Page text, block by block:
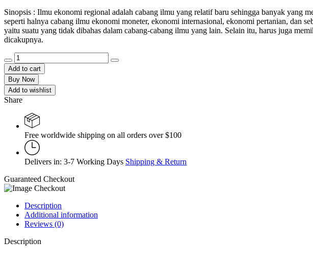
Sinopsis : Ilmu ekonomi regional adalah cabang ilmu yang relatif baru sehingga banyak yang
seperti halnya cabang ilmu ekonomi moneter, ekonomi internasional, ekonomi pertanian, dan
yaitu suatu yang tidak dibahas dalam cabang-cabang ilmu yang lain. Selain itu, harus juga
dicakupnya.
STATISTIKA:
Perhitungan
data
tunggal
dan
berkelompok
pengujian
hipotesis
quantity
Add to cart
Buy Now
Add to wishlist
Share
Free worldwide shipping on all orders over $100
Delivers in: 3-7 Working Days Shipping & Return
Guaranteed Checkout
Description
Additional information
Reviews (0)
Description